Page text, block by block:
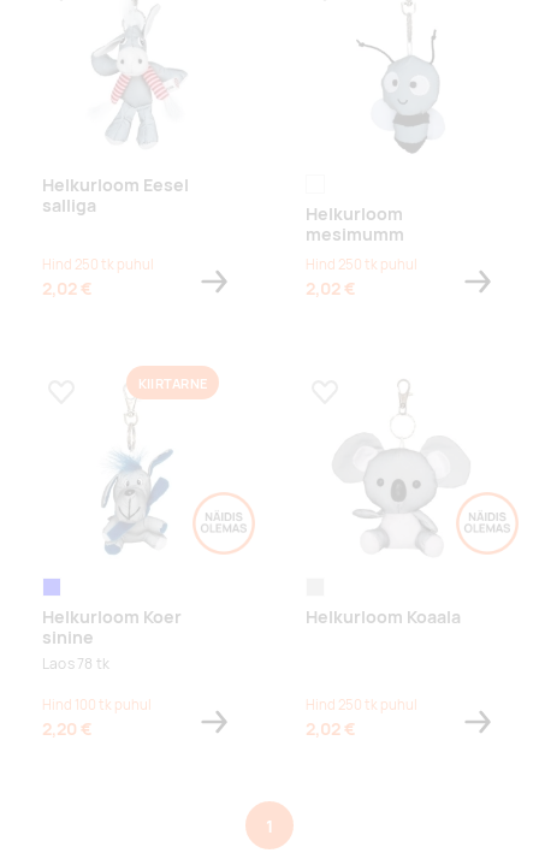
Helkurloom Eesel
salliga
Hind 250 tk puhul
2,02 €
Helkurloom
mesimumm
Hind 250 tk puhul
2,02 €
Lisa lemmikuks
KIIRTARNE
Helkurloom Koer
sinine
Laos 78 tk
Hind 100 tk puhul
2,20 €
Lisa lemmikuks
Helkurloom Koaala
Hind 250 tk puhul
2,02 €
1